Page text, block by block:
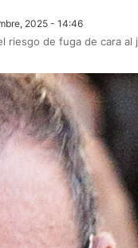
2025 - 14:46
riesgo de fuga de cara